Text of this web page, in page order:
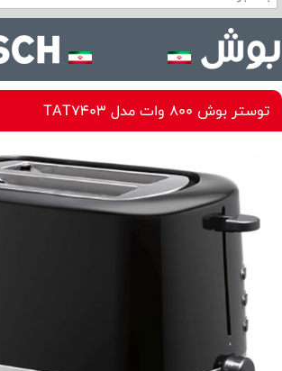
توستر بوش 800 وات مدل TAT7403